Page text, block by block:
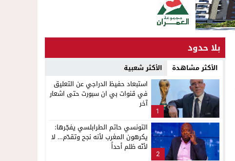
بلا حدود
الأكثر مشاهدة الأكثر شعبية
1
استبعاد حفيظ الدراجي عن التعليق
في قنوات بي ان سبورت حتى اشعار
آخر
2
التونسي حاتم الطرابلسي يفجّرها:
يكرهون المغرب لأنه نجح وتقدّم… لا
لأنّه ظلم أحداً